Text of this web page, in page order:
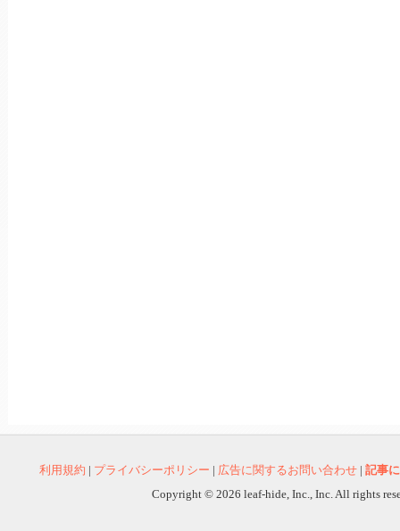
利用規約 | プライバシーポリシー | 広告に関するお問い合わせ | 記事
Copyright © 2026 leaf-hide, Inc., Inc. All rights